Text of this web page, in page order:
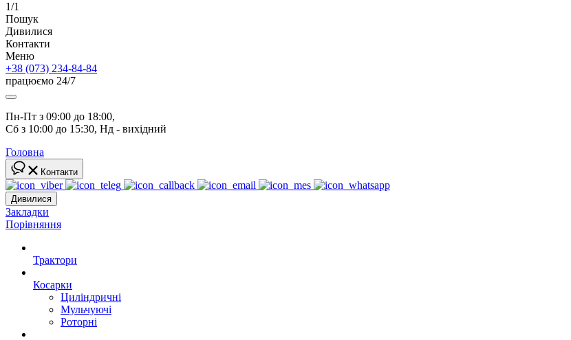
1/1
Пошук
Дивилися
Контакти
Меню
+38 (073) 234-84-84
працюємо 24/7
Пн-Пт з 09:00 до 18:00,
Сб з 10:00 до 15:30, Нд - вихідний
Головна
Контакти
Дивилися
Закладки
Порівняння
Трактори
Косарки
Циліндричні
Мульчуючі
Роторні